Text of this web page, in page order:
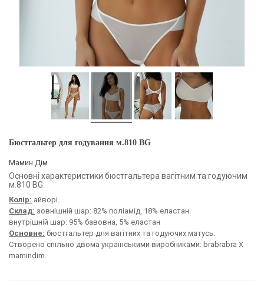
Бюстгальтер для годування м.810 BG
Мамин Дім
Основні характеристики бюстгальтера вагітним та годуючим
м.810 BG:
Колір: айворі.
Склад: зовнішній шар: 82% поліамід, 18% еластан.
внутрішній шар: 95% бавовна, 5% еластан
Основне: бюстгальтер для вагітних та годуючих матусь.
Створено спільно двома українськими виробниками: brabrabra X
mamindim.